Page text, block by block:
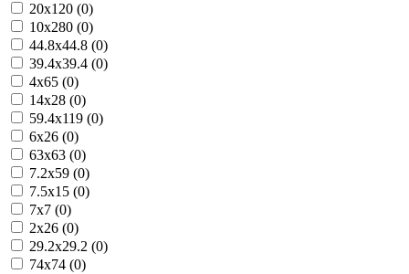
20x120 (0)
10x280 (0)
44.8x44.8 (0)
39.4x39.4 (0)
4x65 (0)
14x28 (0)
59.4x119 (0)
6x26 (0)
63x63 (0)
7.2x59 (0)
7.5x15 (0)
7x7 (0)
2x26 (0)
29.2x29.2 (0)
74x74 (0)